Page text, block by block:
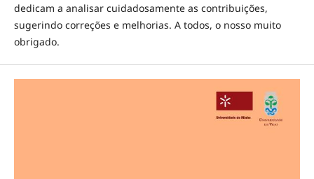
dedicam a analisar cuidadosamente as contribuições,
sugerindo correções e melhorias. A todos, o nosso muito
obrigado.